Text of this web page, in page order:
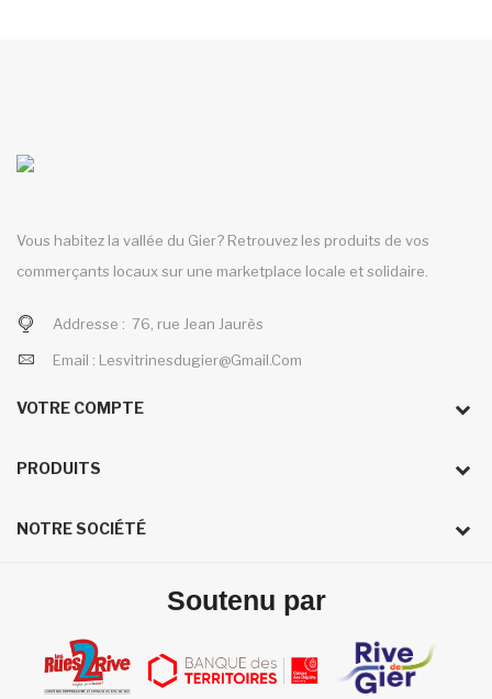
Vous habitez la vallée du Gier? Retrouvez les produits de vos
commerçants locaux sur une marketplace locale et solidaire.
Addresse : 76, rue Jean Jaurès
Email : Lesvitrinesdugier@gmail.com
VOTRE COMPTE
PRODUITS
NOTRE SOCIÉTÉ
Soutenu par